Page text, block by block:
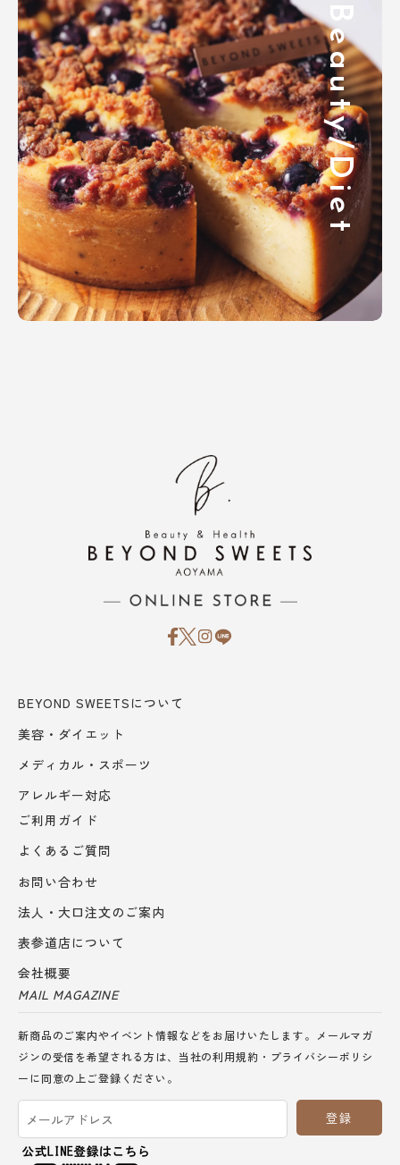
Beauty/Diet
BEYOND SWEETSについて
美容・ダイエット
メディカル・スポーツ
アレルギー対応
ご利用ガイド
よくあるご質問
お問い合わせ
法人・大口注文のご案内
表参道店について
会社概要
MAIL MAGAZINE
新商品のご案内やイベント情報などをお届けいたします。メールマガ
ジンの受信を希望される方は、当社の利用規約 ・ プライバシーポリシ
ーに同意の上ご登録ください。
登録